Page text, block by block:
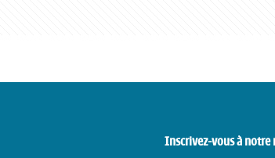
Inscrivez-vous à notre